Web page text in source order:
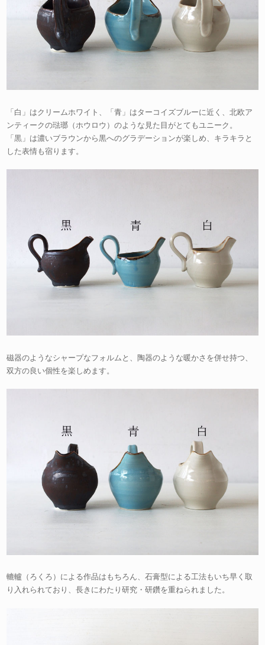
「白」はクリームホワイト、「青」はターコイズブルーに近く、北欧ア
ンティークの琺瑯（ホウロウ）のような見た目がとてもユニーク。
「黒」は濃いブラウンから黒へのグラデーションが楽しめ、キラキラと
した表情も宿ります。
磁器のようなシャープなフォルムと、陶器のような暖かさを併せ持つ、
双方の良い個性を楽しめます。
轆轤（ろくろ）による作品はもちろん、石膏型による工法もいち早く取
り入れられており、長きにわたり研究・研鑽を重ねられました。